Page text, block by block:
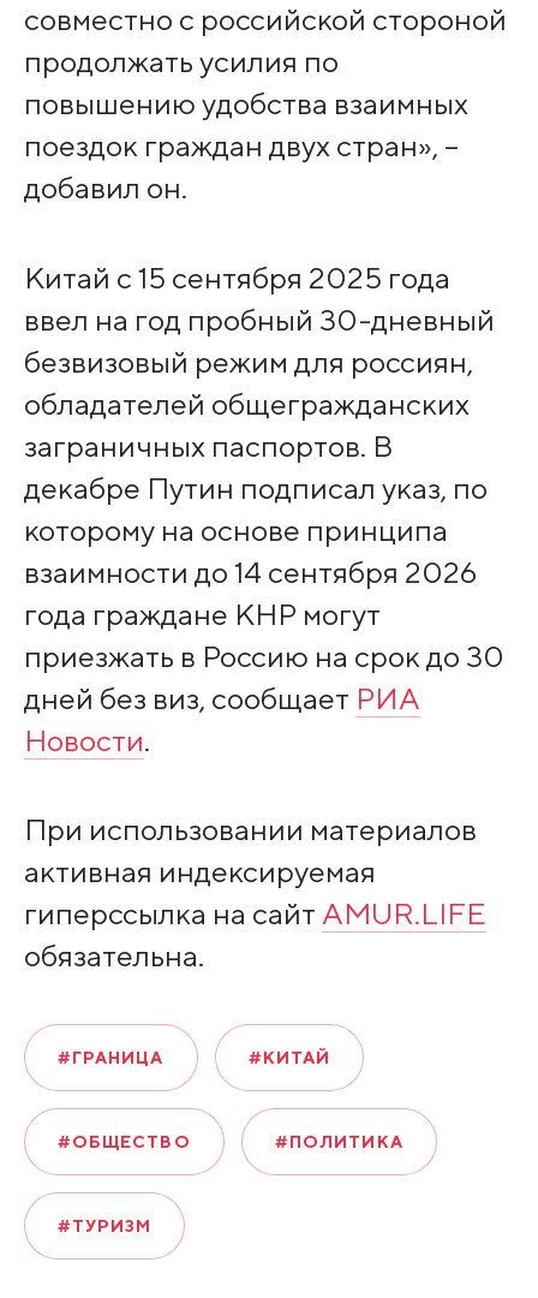
совместно с российской стороной
продолжать усилия по
повышению удобства взаимных
поездок граждан двух стран», –
добавил он.
Китай с 15 сентября 2025 года
ввел на год пробный 30-дневный
безвизовый режим для россиян,
обладателей общегражданских
заграничных паспортов. В
декабре Путин подписал указ, по
которому на основе принципа
взаимности до 14 сентября 2026
года граждане КНР могут
приезжать в Россию на срок до 30
дней без виз, сообщает РИА
Новости.
При использовании материалов
активная индексируемая
гиперссылка на сайт AMUR.LIFE
обязательна.
#ГРАНИЦА #КИТАЙ
#ОБЩЕСТВО #ПОЛИТИКА
#ТУРИЗМ